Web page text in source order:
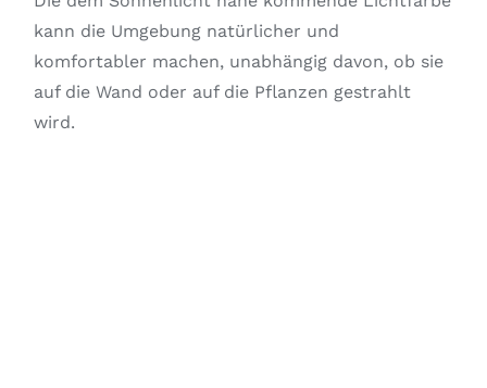
kann die Umgebung natürlicher und
komfortabler machen, unabhängig davon, ob sie
auf die Wand oder auf die Pflanzen gestrahlt
wird.